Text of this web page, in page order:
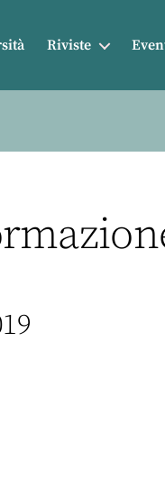
Riviste